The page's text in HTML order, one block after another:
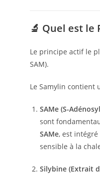
🔬 Quel est le
Le principe actif le
SAM).
Le Samylin contient
SAMe (S-
sont
SAMe, est
sensible à la
Silybine (Extrait